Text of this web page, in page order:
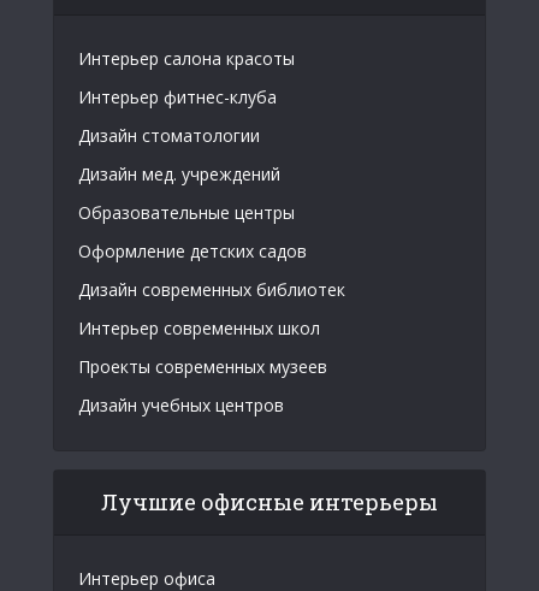
Интерьер салона красоты
Интерьер фитнес-клуба
Дизайн стоматологии
Дизайн мед. учреждений
Образовательные центры
Оформление детских садов
Дизайн современных библиотек
Интерьер современных школ
Проекты современных музеев
Дизайн учебных центров
Лучшие офисные интерьеры
Интерьер офиса